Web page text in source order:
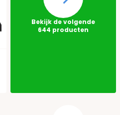
Bekijk de volgende
644 producten